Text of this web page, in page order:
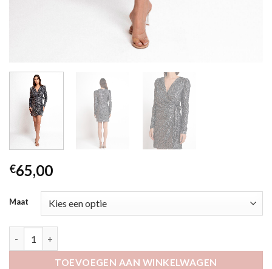
€65,00
Maat
TOEVOEGEN AAN WINKELWAGEN